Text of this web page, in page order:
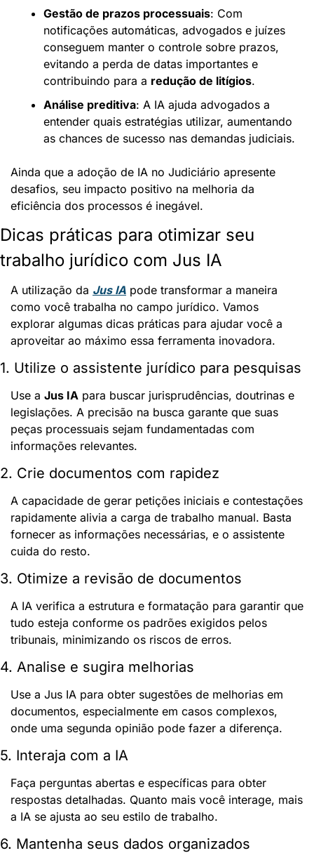
Gestão de prazos processuais: Com
notificações automáticas, advogados e juízes
conseguem manter o controle sobre prazos,
evitando a perda de datas importantes e
contribuindo para a redução de litígios.
Análise preditiva: A IA ajuda advogados a
entender quais estratégias utilizar, aumentando
as chances de sucesso nas demandas judiciais.
Ainda que a adoção de IA no Judiciário apresente
desafios, seu impacto positivo na melhoria da
eficiência dos processos é inegável.
Dicas práticas para otimizar seu
trabalho jurídico com Jus IA
A utilização da Jus IA pode transformar a maneira
como você trabalha no campo jurídico. Vamos
explorar algumas dicas práticas para ajudar você a
aproveitar ao máximo essa ferramenta inovadora.
1. Utilize o assistente jurídico para pesquisas
Use a Jus IA para buscar jurisprudências, doutrinas e
legislações. A precisão na busca garante que suas
peças processuais sejam fundamentadas com
informações relevantes.
2. Crie documentos com rapidez
A capacidade de gerar petições iniciais e contestações
rapidamente alivia a carga de trabalho manual. Basta
fornecer as informações necessárias, e o assistente
cuida do resto.
3. Otimize a revisão de documentos
A IA verifica a estrutura e formatação para garantir que
tudo esteja conforme os padrões exigidos pelos
tribunais, minimizando os riscos de erros.
4. Analise e sugira melhorias
Use a Jus IA para obter sugestões de melhorias em
documentos, especialmente em casos complexos,
onde uma segunda opinião pode fazer a diferença.
5. Interaja com a IA
Faça perguntas abertas e específicas para obter
respostas detalhadas. Quanto mais você interage, mais
a IA se ajusta ao seu estilo de trabalho.
6. Mantenha seus dados organizados